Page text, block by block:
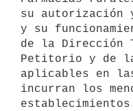
su
y su
de la Dirección
Petitorio y de
aplicables en
incurran los